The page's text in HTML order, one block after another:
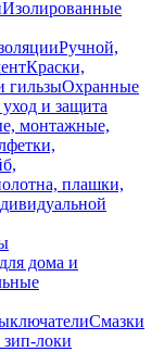
Изолированные
Ручной,
Краски,
гильзыОхранные
и защита
монтажные,
плашки,
дома и
Смазки
локи